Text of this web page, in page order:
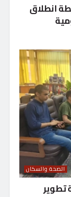
انطلاق
الصحة والسكان